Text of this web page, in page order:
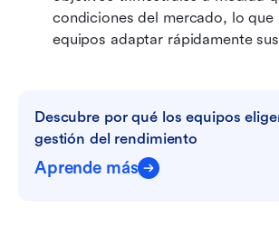
condiciones del mercado, lo que
equipos adaptar rápidamente
Descubre por qué los equipos
gestión del rendimiento
Aprende más